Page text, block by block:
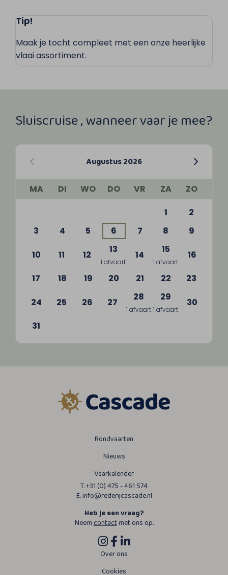
Tip!
Maak je tocht compleet met een onze heerlijke
vlaai assortiment.
Sluiscruise , wanneer vaar je mee?
Augustus 2026
MA DI WO DO VR ZA
ZO
1
2
3
4 5 6 7 8 9
10 11 12 13
1 afvaart
14 15
1 afvaart
16
17 18 19 20 21 22 23
24 25 26 27 28
1 afvaart
29
1 afvaart
30
31
Rondvaarten
Nieuws
Vaarkalender
T. +31 (0) 475 - 461 574
E. info@rederijcascade.nl
Heb je een vraag?
Neemcontactmet ons op.
Over ons
Cookies